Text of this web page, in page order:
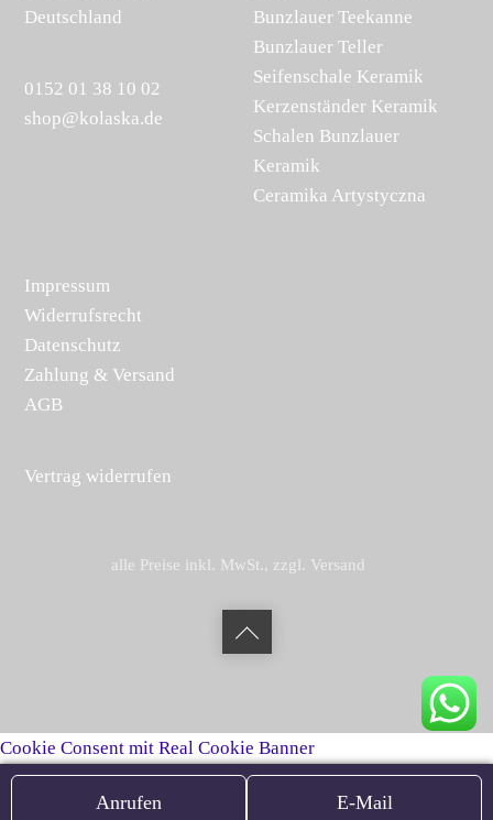
Deutschland
0152 01 38 10 02
shop@kolaska.de
Bunzlauer Teekanne
Bunzlauer Teller
Seifenschale Keramik
Kerzenständer Keramik
Schalen Bunzlauer
Keramik
Ceramika Artystyczna
Impressum
Widerrufsrecht
Datenschutz
Zahlung & Versand
AGB
Vertrag widerrufen
Back
alle Preise inkl. MwSt., zzgl. Versand
Anrufen E-Mail
Cookie Consent mit Real Cookie Banner